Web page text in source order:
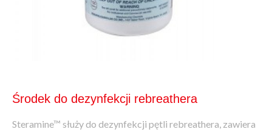
Środek do dezynfekcji rebreathera
Steramine™ służy do dezynfekcji pętli rebreathera, zawiera